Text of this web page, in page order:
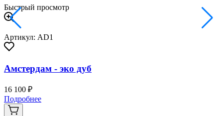
Быстрый просмотр
Артикул: AD1
Амстердам - эко дуб
16 100 ₽
Подробнее